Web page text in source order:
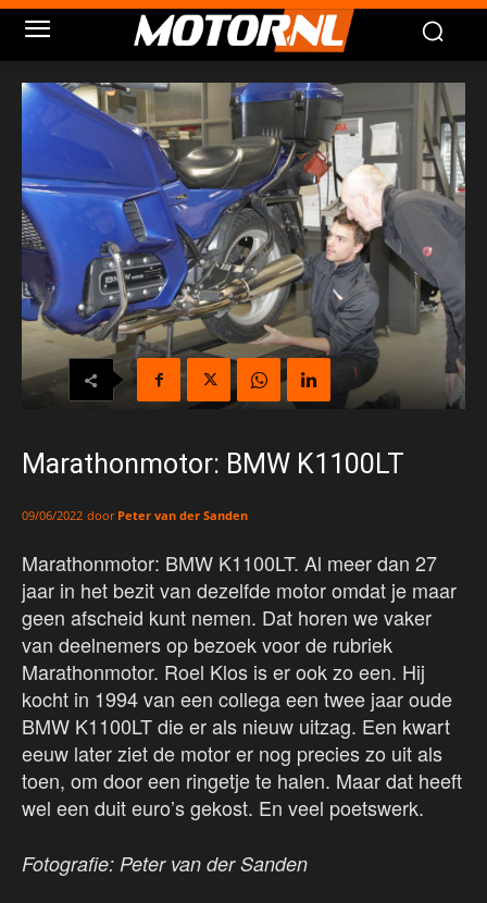
Marathonmotor: BMW K1100LT
09/06/2022 door Peter van der Sanden
Marathonmotor: BMW K1100LT. Al meer dan 27
jaar in het bezit van dezelfde motor omdat je maar
geen afscheid kunt nemen. Dat horen we vaker
van deelnemers op bezoek voor de rubriek
Marathonmotor. Roel Klos is er ook zo een. Hij
kocht in 1994 van een collega een twee jaar oude
BMW K1100LT die er als nieuw uitzag. Een kwart
eeuw later ziet de motor er nog precies zo uit als
toen, om door een ringetje te halen. Maar dat heeft
wel een duit euro’s gekost. En veel poetswerk.
Fotografie: Peter van der Sanden